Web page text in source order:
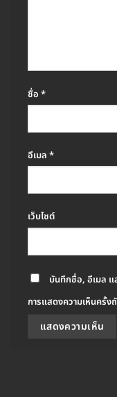
ชื่อ *
อีเมล *
เว็บไซต์
บันทึกชื่อ, อีเมล แ
การแสดงความเห็นครั้ง